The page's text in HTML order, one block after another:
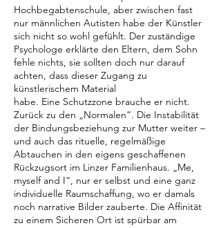
Hochbegabtenschule, aber zwischen fast
nur männlichen Autisten habe der Künstler
sich nicht so wohl gefühlt. Der zuständige
Psychologe erklärte den Eltern, dem Sohn
fehle nichts, sie sollten doch nur darauf
achten, dass dieser Zugang zu
künstlerischem Material
habe. Eine Schutzzone brauche er nicht.
Zurück zu den „Normalen“. Die Instabilität
der Bindungsbeziehung zur Mutter weiter –
und auch das rituelle, regelmäßige
Abtauchen in den eigens geschaffenen
Rückzugsort im Linzer Familienhaus. „Me,
myself and I“, nur er selbst und eine ganz
individuelle Raumschaffung, wo er damals
noch narrative Bilder zauberte. Die Affinität
zu einem Sicheren Ort ist spürbar am